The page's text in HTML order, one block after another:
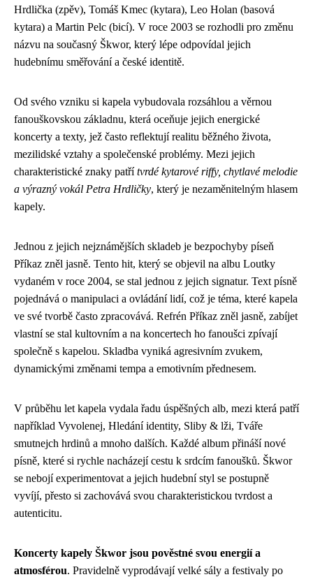
Hrdlička (zpěv), Tomáš Kmec (kytara), Leo Holan (basová
kytara) a Martin Pelc (bicí). V roce 2003 se rozhodli pro změnu
názvu na současný Škwor, který lépe odpovídal jejich
hudebnímu směřování a české identitě.
Od svého vzniku si kapela vybudovala rozsáhlou a věrnou
fanouškovskou základnu, která oceňuje jejich energické
koncerty a texty, jež často reflektují realitu běžného života,
mezilidské vztahy a společenské problémy. Mezi jejich
charakteristické znaky patřítvrdé kytarové riffy, chytlavé melodie
a výrazný vokál Petra Hrdličky, který je nezaměnitelným hlasem
kapely.
Jednou z jejich nejznámějších skladeb je bezpochyby píseň
Příkaz zněl jasně. Tento hit, který se objevil na albu Loutky
vydaném v roce 2004, se stal jednou z jejich signatur. Text písně
pojednává o manipulaci a ovládání lidí, což je téma, které kapela
ve své tvorbě často zpracovává. Refrén Příkaz zněl jasně, zabíjet
vlastní se stal kultovním a na koncertech ho fanoušci zpívají
společně s kapelou. Skladba vyniká agresivním zvukem,
dynamickými změnami tempa a emotivním přednesem.
V průběhu let kapela vydala řadu úspěšných alb, mezi která patří
například Vyvolenej, Hledání identity, Sliby & lži, Tváře
smutnejch hrdinů a mnoho dalších. Každé album přináší nové
písně, které si rychle nacházejí cestu k srdcím fanoušků. Škwor
se nebojí experimentovat a jejich hudební styl se postupně
vyvíjí, přesto si zachovává svou charakteristickou tvrdost a
autenticitu.
Koncerty kapely Škwor jsou pověstné svou energií a
atmosférou. Pravidelně vyprodávají velké sály a festivaly po